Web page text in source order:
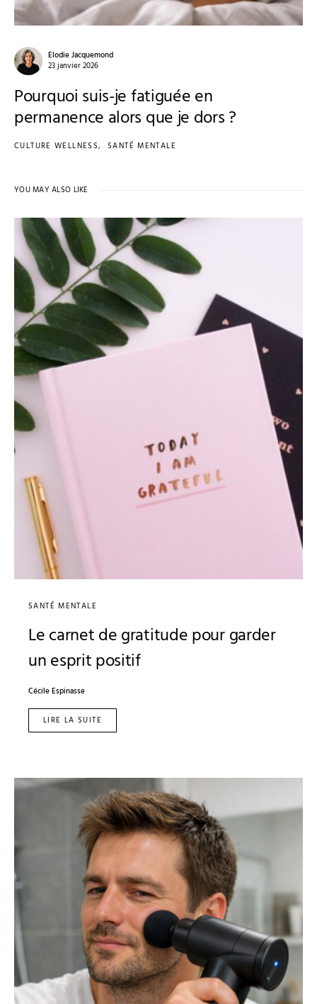
Elodie Jacquemond
23 janvier 2026
Pourquoi suis-je fatiguée en
permanence alors que je dors ?
CULTURE WELLNESS SANTÉ MENTALE
YOU MAY ALSO LIKE
SANTÉ MENTALE
Le carnet de gratitude pour garder
un esprit positif
Cécile Espinasse
LIRE LA SUITE